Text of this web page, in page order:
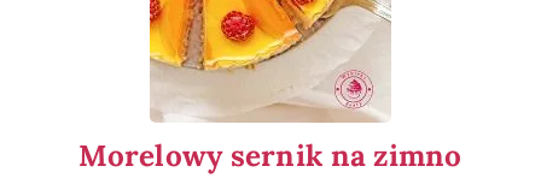
Morelowy sernik na zimno